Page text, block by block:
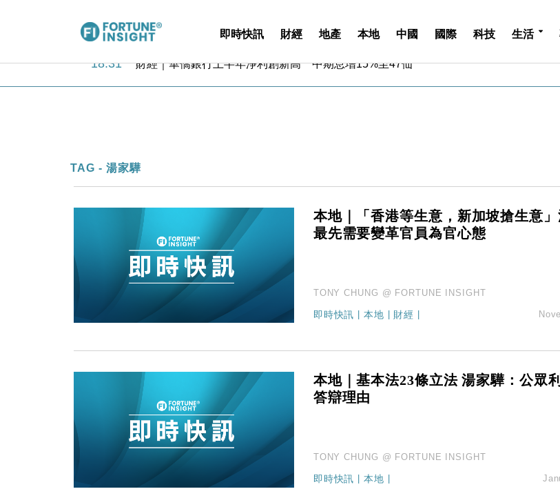
即時快訊 財經 地產 本地 中國 國際 科技 生活
18:31 財經｜華僑銀行上半年淨利創新高 中期息增15%至47仙
13:44 財經｜內地7月美元計價出口增近24%勝預期 貿易順差達1125億美元
12:44 財經｜日本春季三度入市撐日圓 4月單日斥6.28萬億日圓干預創新高
財經｜SA售股自救後再出手 斥4億美元押注未上市公司
財經｜華僑銀行上半年淨利創新高 中期息增15%至47仙
財經｜滙豐上調香港今年GDP預測至4.5% 看好貿易及消費表現
本地｜假冒內地執法人員要求交「保證金」 43歲女子損失近6900萬元
財經｜日經失守6.5萬點後回穩 全周仍升近2%
財經｜恒隆10月換帥 玩具「反」斗城亞洲CEO蔡德粦接任
15:11 財經｜韓股反覆波動收跌 連挫7周創逾3年最長跌勢
11:12 國際｜特朗普料美伊戰事快結束 承認部分彈藥庫存緊張
財經｜SA售股自救後再出手 斥4億美元押注未上市公司
TAG - 湯家驊
本地｜「香港等生意，新加坡搶生意」
最先需要變革官員為官心態
TONY CHUNG @ FORTUNE INSIGHT
即時快訊 |本地 財經
本地｜基本法23條立法 湯家驊：公眾
答辯理由
TONY CHUNG @ FORTUNE INSIGHT
即時快訊 |本地